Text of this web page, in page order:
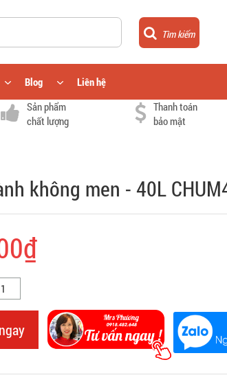
Tìm kiếm
Blog
Liên hệ
Sản phẩm
chất lượng
Thanh toán
bảo mật
không men - 40L